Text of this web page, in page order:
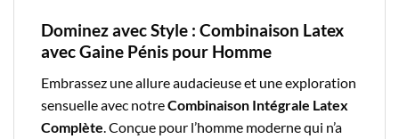
Dominez avec Style : Combinaison Latex
avec Gaine Pénis pour Homme
Embrassez une allure audacieuse et une exploration
sensuelle avec notreCombinaison Intégrale Latex
Complète. Conçue pour l’homme moderne qui n’a